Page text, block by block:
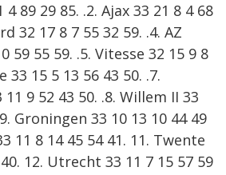
89 29 85. .2. Ajax 33 21 8 4 68
32 17 8 7 55 32 59. .4. AZ
59 55 59. .5. Vitesse 32 15 9 8
33 15 5 13 56 43 50. .7.
9 52 43 50. .8. Willem II 33
Groningen 33 10 13 10 44 49
11 8 14 45 54 41. 11. Twente
12. Utrecht 33 11 7 15 57 59